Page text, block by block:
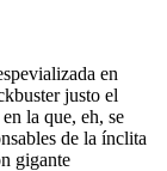
en
justo el
la que, eh, se
de la ínclita
gigante